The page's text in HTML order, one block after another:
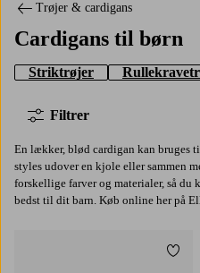
Trøjer & cardigans
Cardigans til børn
Striktrøjer
Filtrer
En lækker, blød cardigan kan bruges
styles udover en kjole eller sammen
forskellige farver og materialer, så du
bedst til dit barn. Køb online her på